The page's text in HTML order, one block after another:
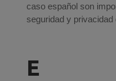
caso español son
seguridad y privacidad
E